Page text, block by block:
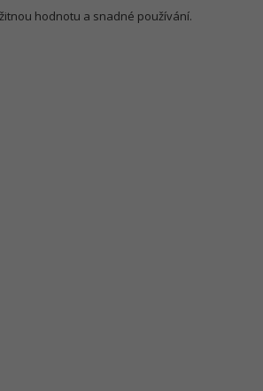
hodnotu a snadné používání.